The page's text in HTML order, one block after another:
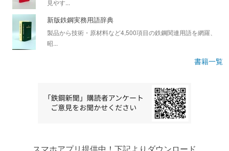
見やす...
新版鉄鋼実務用語辞典
製品から技術・原材料など4,500項目の鉄鋼関連用語を網羅、
昭...
書籍一覧